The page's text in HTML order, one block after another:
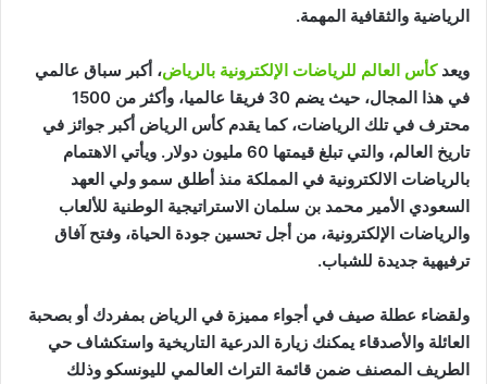
الرياضية والثقافية المهمة.
ويعدكأس العالم للرياضات الإلكترونية بالرياض، أكبر سباق عالمي
في هذا المجال، حيث يضم 30 فريقا عالميا، وأكثر من 1500
محترف في تلك الرياضات، كما يقدم كأس الرياض أكبر جوائز في
تاريخ العالم، والتي تبلغ قيمتها 60 مليون دولار. ويأتي الاهتمام
بالرياضات الالكترونية في المملكة منذ أطلق سمو ولي العهد
السعودي الأمير محمد بن سلمان الاستراتيجية الوطنية للألعاب
والرياضات الإلكترونية، من أجل تحسين جودة الحياة، وفتح آفاق
ترفيهية جديدة للشباب.
ولقضاء عطلة صيف في أجواء مميزة في الرياض بمفردك أو بصحبة
العائلة والأصدقاء يمكنك زيارة الدرعية التاريخية واستكشاف حي
الطريف المصنف ضمن قائمة التراث العالمي لليونسكو وذلك